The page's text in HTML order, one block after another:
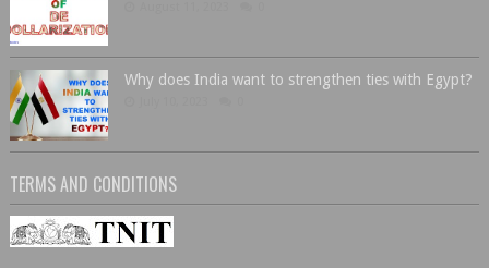
Why does India want to strengthen ties with Egypt?
TERMS AND CONDITIONS